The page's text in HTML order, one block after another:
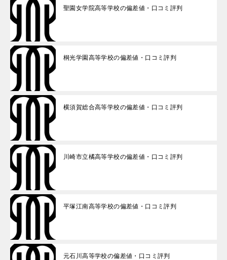
聖園女学院高等学校の偏差値・口コミ評判
桐光学園高等学校の偏差値・口コミ評判
横須賀総合高等学校の偏差値・口コミ評判
川崎市立橘高等学校の偏差値・口コミ評判
平塚江南高等学校の偏差値・口コミ評判
元石川高等学校の偏差値・口コミ評判